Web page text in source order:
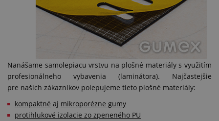
Nanášame samolepiacu vrstvu na plošné materiály s využitím
profesionálneho vybavenia (laminátora). Najčastejšie
pre našich zákazníkov polepujeme tieto plošné materiály:
kompaktné aj mikroporézne gumy
protihlukové izolacie zo zpeneného PU